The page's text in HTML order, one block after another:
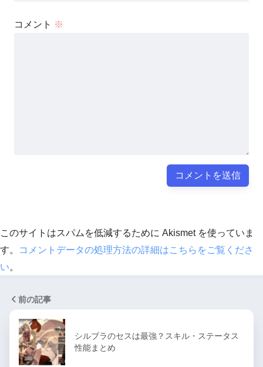
コメント ※
このサイトはスパムを低減するために Akismet を使っていま
す。
コメントデータの処理方法の詳細はこちらをご覧くださ
い。
前の記事
シルブラのセスは最強？スキル・ステータス
性能まとめ